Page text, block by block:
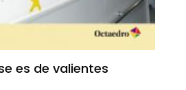
es de valientes